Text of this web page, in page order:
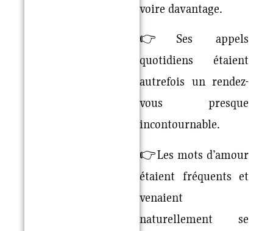
voire davantage.
👉Ses appels
quotidiens étaient
autrefois un rendez-
vous presque
incontournable.
👉Les mots d’amour
étaient fréquents et
venaient
naturellement se